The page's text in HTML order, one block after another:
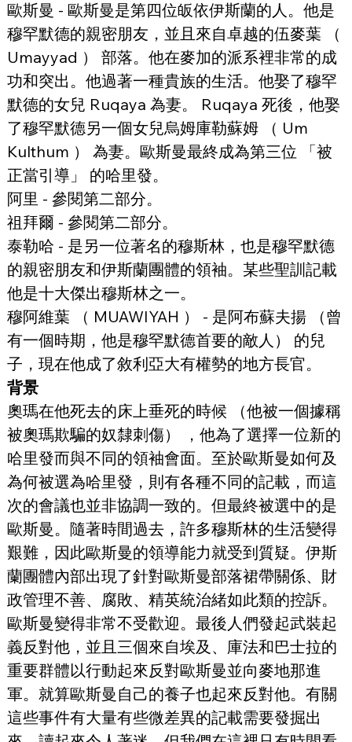
歐斯曼 - 歐斯曼是第四位皈依伊斯蘭的人。他是
穆罕默德的親密朋友，並且來自卓越的伍麥葉 （
Umayyad ） 部落。他在麥加的派系裡非常的成
功和突出。他過著一種貴族的生活。他娶了穆罕
默德的女兒 Ruqaya 為妻。 Ruqaya 死後，他娶
了穆罕默德另一個女兒烏姆庫勒蘇姆 （ Um
Kulthum ） 為妻。歐斯曼最終成為第三位 「被
正當引導」 的哈里發。
阿里 - 參閱第二部分。
祖拜爾 - 參閱第二部分。
泰勒哈 - 是另一位著名的穆斯林，也是穆罕默德
的親密朋友和伊斯蘭團體的領袖。某些聖訓記載
他是十大傑出穆斯林之一。
穆阿維葉 （ MUAWIYAH ） - 是阿布蘇夫揚 （曾
有一個時期，他是穆罕默德首要的敵人） 的兒
子，現在他成了敘利亞大有權勢的地方長官。
背景
奧瑪在他死去的床上垂死的時候 （他被一個據稱
被奧瑪欺騙的奴隸刺傷） ，他為了選擇一位新的
哈里發而與不同的領袖會面。至於歐斯曼如何及
為何被選為哈里發，則有各種不同的記載，而這
次的會議也並非協調一致的。但最終被選中的是
歐斯曼。隨著時間過去，許多穆斯林的生活變得
艱難，因此歐斯曼的領導能力就受到質疑。伊斯
蘭團體內部出現了針對歐斯曼部落裙帶關係、財
政管理不善、腐敗、精英統治緒如此類的控訴。
歐斯曼變得非常不受歡迎。最後人們發起武裝起
義反對他，並且三個來自埃及、庫法和巴士拉的
重要群體以行動起來反對歐斯曼並向麥地那進
軍。就算歐斯曼自己的養子也起來反對他。有關
這些事件有大量有些微差異的記載需要發掘出